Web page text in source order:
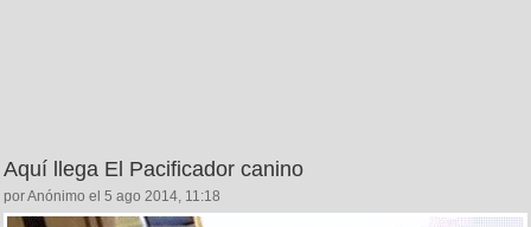
Aquí llega El Pacificador canino
por Anónimo el 5 ago 2014, 11:18